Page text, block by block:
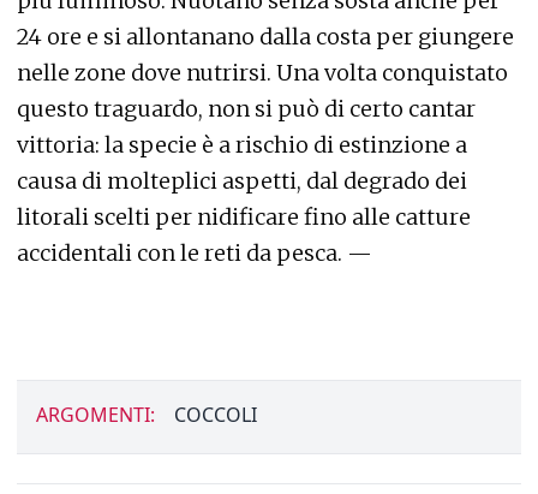
24 ore e si allontanano dalla costa per giungere
nelle zone dove nutrirsi. Una volta conquistato
questo traguardo, non si può di certo cantar
vittoria: la specie è a rischio di estinzione a
causa di molteplici aspetti, dal degrado dei
litorali scelti per nidificare fino alle catture
accidentali con le reti da pesca. —
ARGOMENTI: COCCOLI